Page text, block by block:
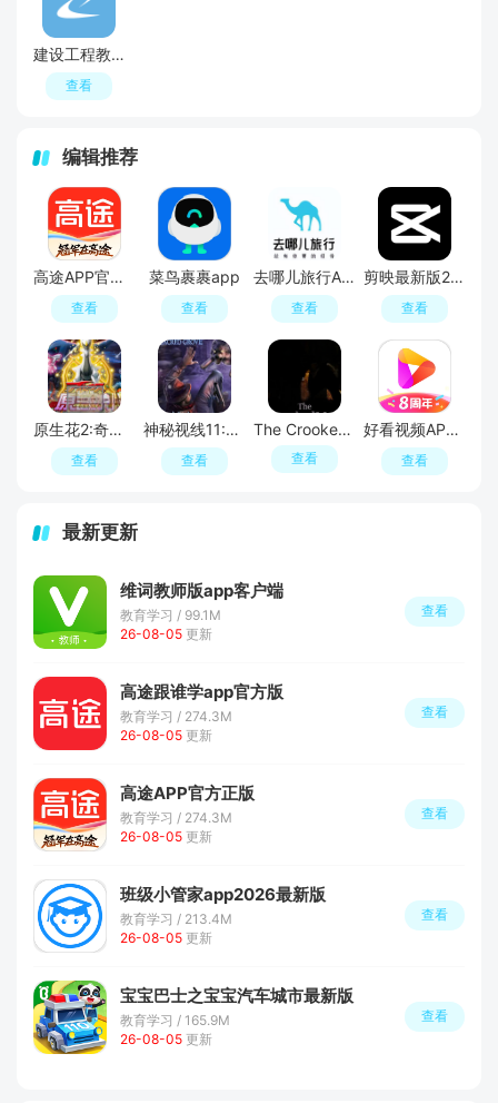
建设工程教育app安卓最新版
查看
编辑推荐
高途APP官方正版
查看
菜鸟裹裹app
查看
去哪儿旅行APP官方免费版
查看
剪映最新版2026手机版
查看
原生花2:奇幻旅程
查看
神秘视线11:惊悚秘林
查看
The Crooked Man
查看
好看视频APP官方最新版
查看
最新更新
维词教师版app客户端
教育学习 / 99.1M
26-08-05 更新
查看
高途跟谁学app官方版
教育学习 / 274.3M
26-08-05 更新
查看
高途APP官方正版
教育学习 / 274.3M
26-08-05 更新
查看
班级小管家app2026最新版
教育学习 / 213.4M
26-08-05 更新
查看
宝宝巴士之宝宝汽车城市最新版
教育学习 / 165.9M
26-08-05 更新
查看